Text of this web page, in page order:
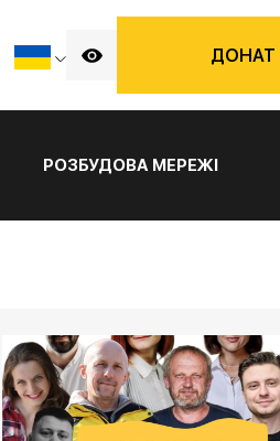
ДОНАТ
РОЗБУДОВА МЕРЕЖІ